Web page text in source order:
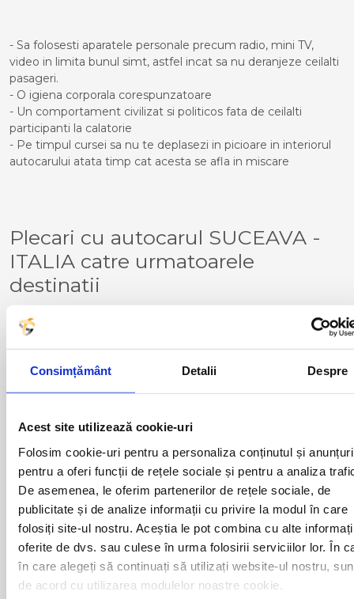
Consimțământ Detalii Despre
Acest site utilizează cookie-uri
Folosim cookie-uri pentru a personaliza conținutul și
pentru a oferi funcții de rețele sociale și pentru a analiza
De asemenea, le oferim partenerilor de rețele sociale, de
publicitate și de analize informații cu privire la modul în care
folosiți site-ul nostru. Aceștia le pot combina cu alte
oferite de dvs. sau culese în urma folosirii serviciilor lor. În
în care alegeți să continuați să utilizați website-ul nostru,
de acord cu utilizarea modulelor noastre cookie.
- Sa folosesti aparatele personale precum radio, mini TV,
video in limita bunul simt, astfel incat sa nu deranjeze ceilalti
pasageri.
- O igiena corporala corespunzatoare
- Un comportament civilizat si politicos fata de ceilalti
participanti la calatorie
- Pe timpul cursei sa nu te deplasezi in picioare in interiorul
autocarului atata timp cat acesta se afla in miscare
Plecari cu autocarul SUCEAVA -
ITALIA catre urmatoarele
destinatii
BERGAMO
FERNETTI
GENOVA
MILANO
TORINO
TORTONA
VENTIMIGLIA
Curse din Romania catre ITALIA:
ACAS
ADJUD
AIUD
LUGOJ
MAGLAVIT
MEDGIDIA